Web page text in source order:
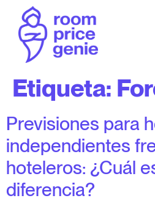
Etiqueta:
Previsiones para
independientes
hoteleros: ¿Cuál
diferencia?